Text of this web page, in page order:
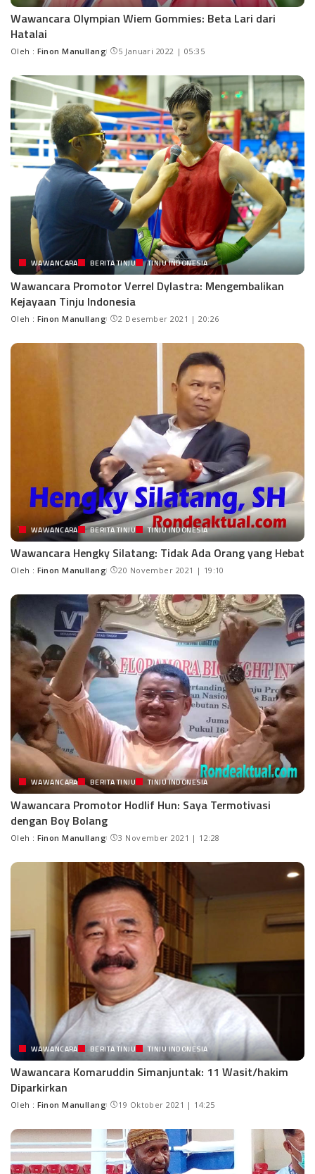
Wawancara Olympian Wiem Gommies: Beta Lari dari
Hatalai
Oleh : Finon Manullang 5 Januari 2022 | 05:35
WAWANCARA BERITA TINJU TINJU INDONESIA
Wawancara Promotor Verrel Dylastra: Mengembalikan
Kejayaan Tinju Indonesia
Oleh : Finon Manullang 2 Desember 2021 | 20:26
WAWANCARA BERITA TINJU TINJU INDONESIA
Wawancara Hengky Silatang: Tidak Ada Orang yang Hebat
Oleh : Finon Manullang 20 November 2021 | 19:10
WAWANCARA BERITA TINJU TINJU INDONESIA
Wawancara Promotor Hodlif Hun: Saya Termotivasi
dengan Boy Bolang
Oleh : Finon Manullang 3 November 2021 | 12:28
WAWANCARA BERITA TINJU TINJU INDONESIA
Wawancara Komaruddin Simanjuntak: 11 Wasit/hakim
Diparkirkan
Oleh : Finon Manullang 19 Oktober 2021 | 14:25